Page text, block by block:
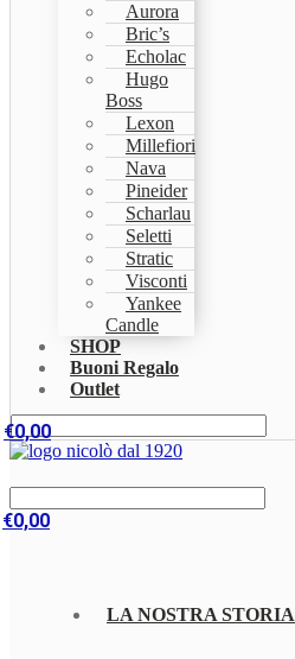
Aurora
Bric’s
Echolac
Hugo
Boss
Lexon
Millefiori
Nava
Pineider
Scharlau
Seletti
Stratic
Visconti
Yankee
Candle
SHOP
Buoni Regalo
Outlet
€0,00
€0,00
LA NOSTRA STORIA